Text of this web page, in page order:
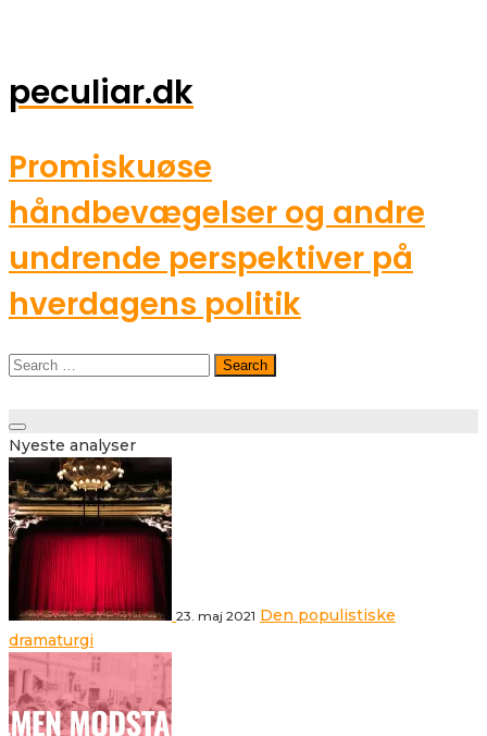
peculiar.dk
Promiskuøse
håndbevægelser og andre
undrende perspektiver på
hverdagens politik
Search
Toggle
navigation
Nyeste analyser
23. maj 2021 Den populistiske
dramaturgi